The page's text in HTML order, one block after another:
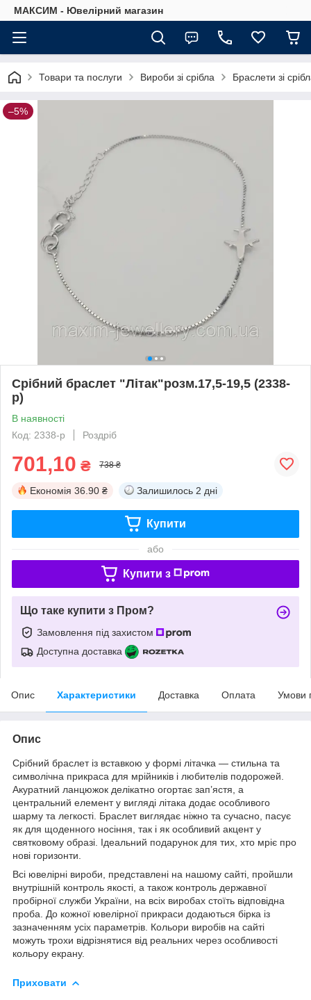
МАКСИМ - Ювелірний магазин
Товари та послуги Вироби зі срібла Браслети зі
–5%
Срібний браслет "Літак"розм.17,5-19,5 (2338-
р)
В наявності
Код: 2338-р
Роздріб
701,10 ₴ 738 ₴
Економія 36.90 ₴ Залишилось 2 дні
Купити
або
Купити з
Що таке купити з Пром?
Замовлення під захистом
Доступна доставка
Опис Характеристики Доставка Оплата Умови
Опис
Срібний браслет із вставкою у формі літачка — стильна та
символічна прикраса для мрійників і любителів подорожей.
Акуратний ланцюжок делікатно огортає зап’ястя, а
центральний елемент у вигляді літака додає особливого
шарму та легкості. Браслет виглядає ніжно та сучасно, пасує
як для щоденного носіння, так і як особливий акцент у
святковому образі. Ідеальний подарунок для тих, хто мріє про
нові горизонти.
Всі ювелірні вироби, представлені на нашому сайті, пройшли
внутрішній контроль якості, а також контроль державної
пробірної служби України, на всіх виробах стоїть відповідна
проба. До кожної ювелірної прикраси додаються бірка із
зазначенням усіх параметрів. Кольори виробів на сайті
можуть трохи відрізнятися від реальних через особливості
кольору екрану.
Приховати